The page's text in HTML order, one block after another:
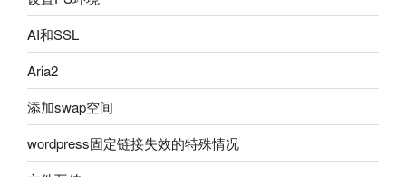
AI和SSL
Aria2
添加swap空间
wordpress固定链接失效的特殊情况